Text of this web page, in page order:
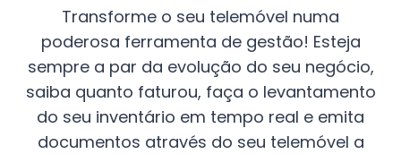
Transforme o seu telemóvel numa
poderosa ferramenta de gestão! Esteja
sempre a par da evolução do seu negócio,
saiba quanto faturou, faça o levantamento
do seu inventário em tempo real e emita
documentos através do seu telemóvel a